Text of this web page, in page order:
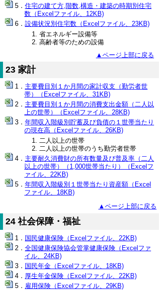
住宅の建て方,階数,構造・建築の時期別住宅
数（Excelファイル、12KB)
設備状況別住宅数（Excelファイル、23KB)
省エネルギー設備等
高齢者等のための設備
▲ページ上部に戻る
23 家計
主要費目別１か月間の家計収支（勤労者世
帯）（Excelファイル、31KB)
主要費目別１か月間の消費支出金額（二人以
上の世帯）（Excelファイル、28KB)
年間収入階級別貯蓄及び負債の１世帯当たり
の現在高（Excelファイル、26KB)
二人以上の世帯
二人以上の世帯のうち勤労者世帯
主要耐久消費財の所有数量及び普及率（二人
以上の世帯）（1,000世帯当たり）（Excelフ
ァイル、22KB)
年間収入階級別１世帯当たり資産額（Excel
ファイル、18KB)
▲ページ上部に戻る
24 社会保障・福祉
国民健康保険（Excelファイル、22KB)
全国健康保険協会管掌健康保険（Excelファ
イル、24KB)
国民年金（Excelファイル、18KB)
厚生年金保険（Excelファイル、22KB)
雇用保険（Excelファイル、29KB)